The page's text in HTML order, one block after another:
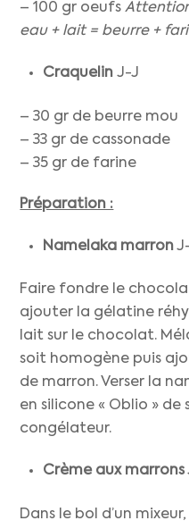
– 100 gr oeufs
eau + lait = beurre +
Craquelin J-J
– 30 gr de beurre mou
– 33 gr de cassonade
– 35 gr de farine
Préparation :
Namelaka marron
Faire fondre le
ajouter la gélatine
lait sur le chocolat.
soit homogène puis
de marron. Verser la
en silicone « Oblio »
congélateur.
Crème aux marrons
Dans le bol d’un